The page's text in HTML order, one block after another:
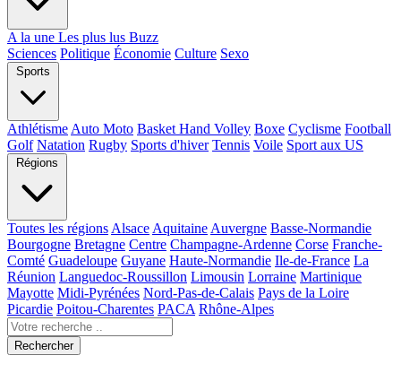
A la une Les plus lus Buzz
Sciences Politique Économie Culture Sexo
Sports
Athlétisme Auto Moto Basket Hand Volley Boxe Cyclisme Football
Golf Natation Rugby Sports d'hiver Tennis Voile Sport aux US
Régions
Toutes les régions Alsace Aquitaine Auvergne Basse-Normandie
Bourgogne Bretagne Centre Champagne-Ardenne Corse Franche-
Comté Guadeloupe Guyane Haute-Normandie Ile-de-France La
Réunion Languedoc-Roussillon Limousin Lorraine Martinique
Mayotte Midi-Pyrénées Nord-Pas-de-Calais Pays de la Loire
Picardie Poitou-Charentes PACA Rhône-Alpes
Rechercher